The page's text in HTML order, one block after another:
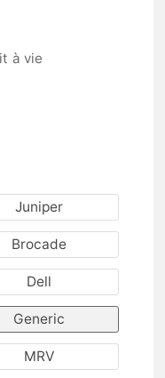
à vie
Juniper
Brocade
Dell
Generic
MRV